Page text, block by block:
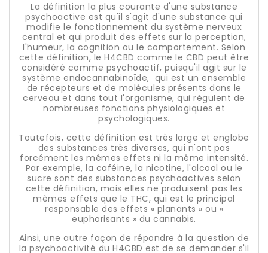
La définition la plus courante d'une substance
psychoactive est qu'il s'agit d'une substance qui
modifie le fonctionnement du système nerveux
central et qui produit des effets sur la perception,
l'humeur, la cognition ou le comportement. Selon
cette définition, le H4CBD comme le CBD peut être
considéré comme psychoactif, puisqu'il agit sur le
système endocannabinoïde, qui est un ensemble
de récepteurs et de molécules présents dans le
cerveau et dans tout l'organisme, qui régulent de
nombreuses fonctions physiologiques et
psychologiques.
Toutefois, cette définition est très large et englobe
des substances très diverses, qui n'ont pas
forcément les mêmes effets ni la même intensité.
Par exemple, la caféine, la nicotine, l'alcool ou le
sucre sont des substances psychoactives selon
cette définition, mais elles ne produisent pas les
mêmes effets que le THC, qui est le principal
responsable des effets « planants » ou «
euphorisants » du cannabis.
Ainsi, une autre façon de répondre à la question de
la psychoactivité du H4CBD est de se demander s'il